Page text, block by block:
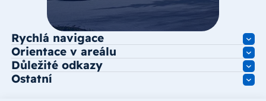
Rychlá navigace
Orientace v areálu
Důležité odkazy
Ostatní